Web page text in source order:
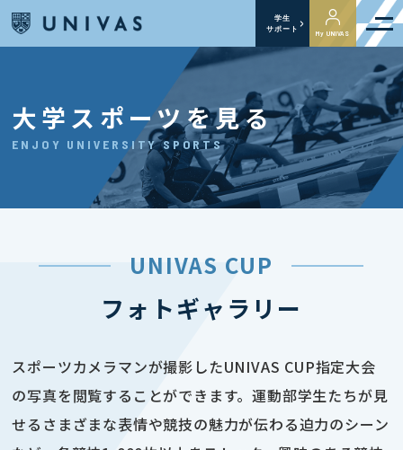
学生
サポート
My UNIVAS
大学スポーツを見る
ENJOY UNIVERSITY SPORTS
UNIVAS CUP
フォトギャラリー
スポーツカメラマンが撮影したUNIVAS CUP指定大会
の写真を閲覧することができます。運動部学生たちが見
せるさまざまな表情や競技の魅力が伝わる迫力のシーン